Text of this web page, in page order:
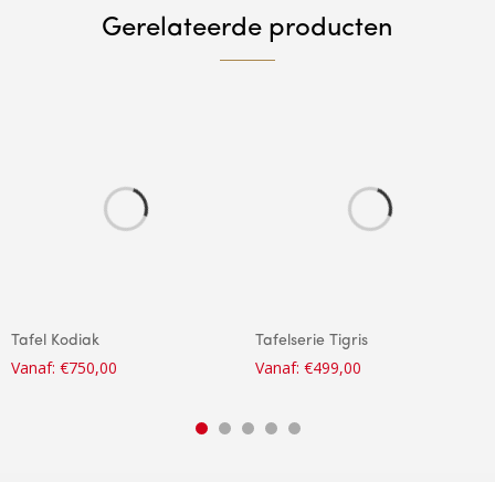
Gerelateerde producten
Tafel Kodiak
Vanaf: €750,00
Tafelserie Tigris
Vanaf: €499,00